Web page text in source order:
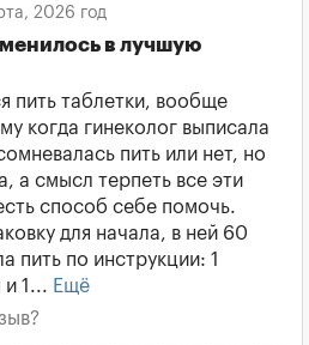
2026 год
в лучшую
пить таблетки, вообще
когда гинеколог выписала
пить или нет, но
а смысл терпеть все эти
способ себе помочь.
для начала, в ней 60
пить по инструкции: 1
и 1... Ещё